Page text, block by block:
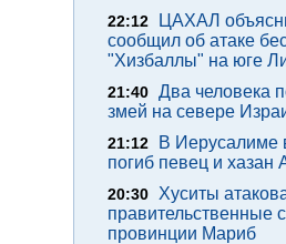
22:12
ЦАХАЛ
сообщил об атаке
"Хизбаллы" на юге
21:40 Два человека
змей на севере
21:12
В Иерусалиме
погиб певец и
20:30
Хуситы
правительственные
провинции Мариб